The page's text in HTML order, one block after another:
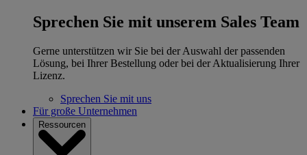
Sprechen Sie mit unserem Sales Team
Gerne unterstützen wir Sie bei der Auswahl der passenden
Lösung, bei Ihrer Bestellung oder bei der Aktualisierung Ihrer
Lizenz.
Sprechen Sie mit uns
Für große Unternehmen
Ressourcen